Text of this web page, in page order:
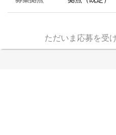
ただいま応募を受